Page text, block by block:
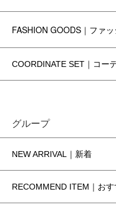
FASHION GOODS｜ファ
COORDINATE SET｜コー
グループ
NEW ARRIVAL｜新着
RECOMMEND ITEM｜お